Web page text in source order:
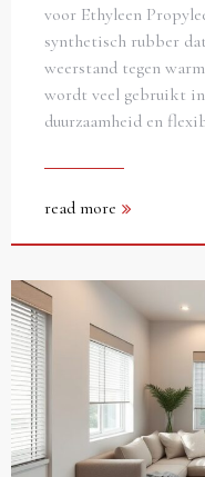
voor Ethyleen
synthetisch rubber
weerstand tegen
wordt veel gebruikt
duurzaamheid en
read more